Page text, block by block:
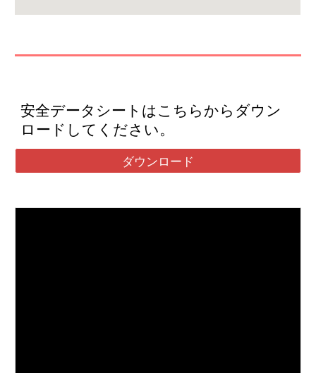
安全データシートはこちらからダウン
ロードしてください。
ダウンロード